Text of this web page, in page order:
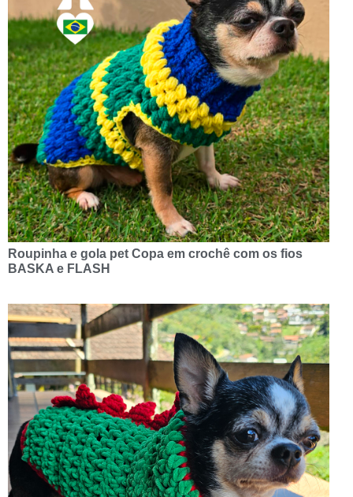
Roupinha e gola pet Copa em crochê com os fios
BASKA e FLASH